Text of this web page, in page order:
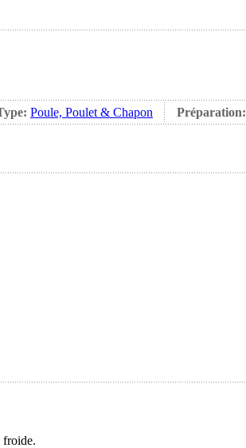
Poule, Poulet & Chapon Préparation:
froide.